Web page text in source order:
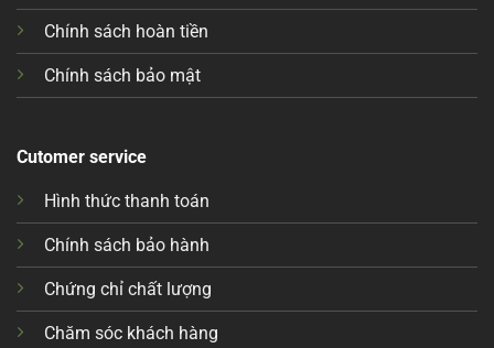
Chính sách hoàn tiền
Chính sách bảo mật
Cutomer service
Hình thức thanh toán
Chính sách bảo hành
Chứng chỉ chất lượng
Chăm sóc khách hàng